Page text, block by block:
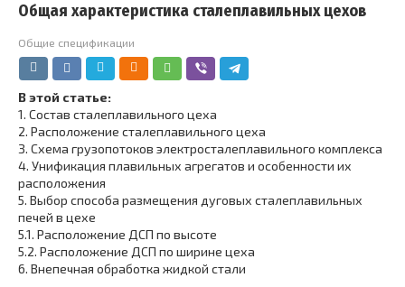
Общая характеристика сталеплавильных цехов
Общие спецификации
В этой статье:
1. Состав сталеплавильного цеха
2. Расположение сталеплавильного цеха
3. Схема грузопотоков электросталеплавильного комплекса
4. Унификация плавильных агрегатов и особенности их
расположения
5. Выбор способа размещения дуговых сталеплавильных
печей в цехе
5.1. Расположение ДСП по высоте
5.2. Расположение ДСП по ширине цеха
6. Внепечная обработка жидкой стали